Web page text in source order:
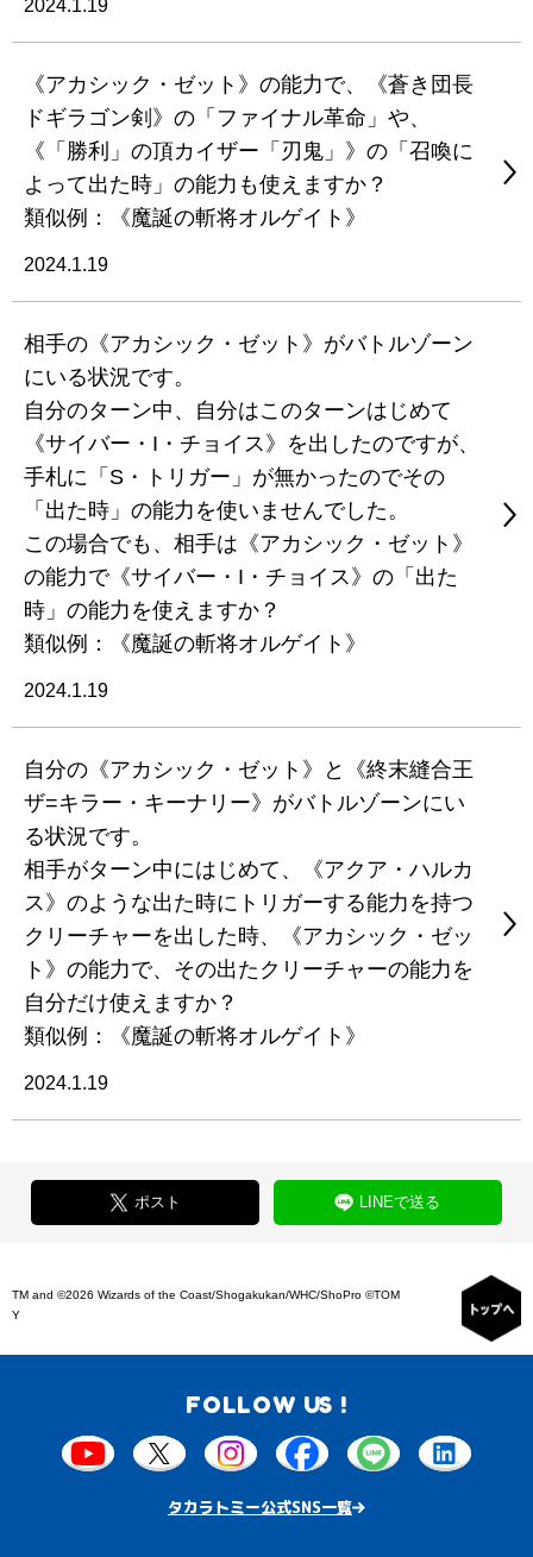
2024.1.19
《アカシック・ゼット》の能力で、《蒼き団長
ドギラゴン剣》の「ファイナル革命」や、
《「勝利」の頂カイザー「刃鬼」》の「召喚に
よって出た時」の能力も使えますか？
類似例：《魔誕の斬将オルゲイト》
2024.1.19
相手の《アカシック・ゼット》がバトルゾーン
にいる状況です。
自分のターン中、自分はこのターンはじめて
《サイバー・I・チョイス》を出したのですが、
手札に「S・トリガー」が無かったのでその
「出た時」の能力を使いませんでした。
この場合でも、相手は《アカシック・ゼット》
の能力で《サイバー・I・チョイス》の「出た
時」の能力を使えますか？
類似例：《魔誕の斬将オルゲイト》
2024.1.19
自分の《アカシック・ゼット》と《終末縫合王
ザ=キラー・キーナリー》がバトルゾーンにい
る状況です。
相手がターン中にはじめて、《アクア・ハルカ
ス》のような出た時にトリガーする能力を持つ
クリーチャーを出した時、《アカシック・ゼッ
ト》の能力で、その出たクリーチャーの能力を
自分だけ使えますか？
類似例：《魔誕の斬将オルゲイト》
2024.1.19
ポスト LINEで送る
TM and ©2026 Wizards of the Coast/Shogakukan/WHC/ShoPro ©TOM
Y
FOLLOW US !
タカラトミー公式SNS一覧